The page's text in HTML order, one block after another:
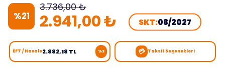
%21
3.736,00 ₺
2.941,00 ₺ SKT:08/2027
EFT / Havale2.882,18 TL %2 💳 Taksit Seçenekleri